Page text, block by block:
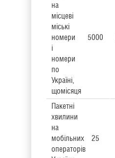
на
місцеві
міські
номери
і
номери
по
Україні,
щомісяця
5000
Пакетні
хвилини
на
мобільних
операторів
25